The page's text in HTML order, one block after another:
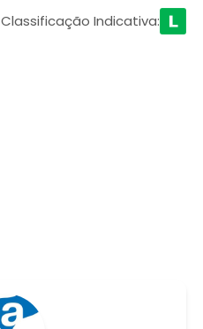
Classificação Indicativa: